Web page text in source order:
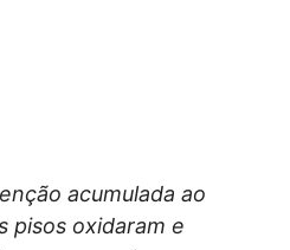
acumulada ao
pisos oxidaram e